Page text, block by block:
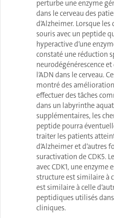
perturbe une enzyme
dans le cerveau des
d’Alzheimer. Lorsque
souris avec un peptide
hyperactive d’une
constaté une réduction
neurodégénérescence
l’ADN dans le cerveau.
montré des
effectuer des tâches
dans un labyrinthe
supplémentaires, les
peptide pourra
traiter les patients
d’Alzheimer et d’autres
suractivation de CDK5.
avec CDK1, une enzyme
structure est similaire à
est similaire à celle
peptidiques utilisés
cliniques.